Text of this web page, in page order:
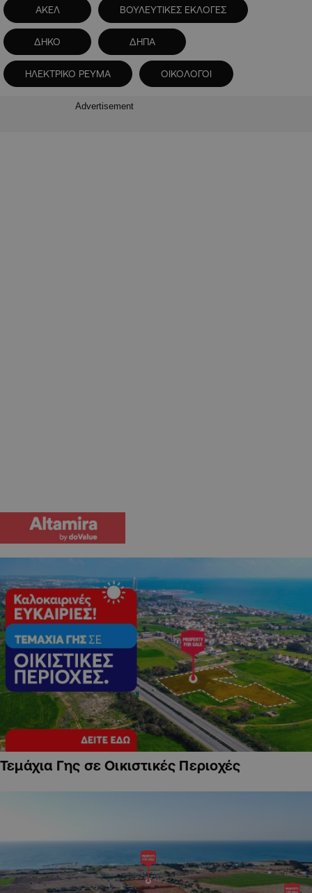
ΑΚΕΛ ΒΟΥΛΕΥΤΙΚΕΣ ΕΚΛΟΓΕΣ
ΔΗΚΟ ΔΗΠΑ
ΗΛΕΚΤΡΙΚΟ ΡΕΥΜΑ ΟΙΚΟΛΟΓΟΙ
Advertisement
Τεμάχια Γης σε Οικιστικές Περιοχές